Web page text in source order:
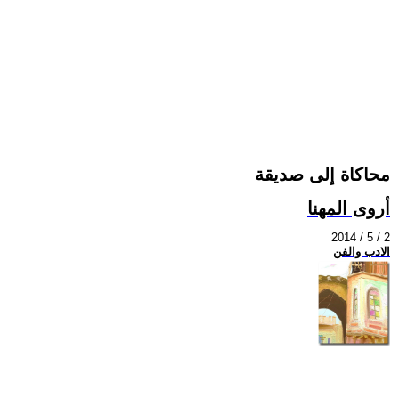
محاكاة إلى صديقة
أروى المهنا
2014 / 5 / 2
الادب والفن